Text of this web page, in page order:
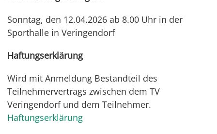
Sonntag, den 12.04.2026 ab 8.00 Uhr in der
Sporthalle in Veringendorf
Haftungserklärung
Wird mit Anmeldung Bestandteil des
Teilnehmervertrags zwischen dem TV
Veringendorf und dem Teilnehmer.
Haftungserklärung